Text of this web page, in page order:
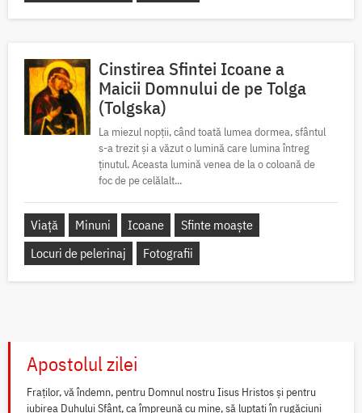
Cinstirea Sfintei Icoane a
Maicii Domnului de pe Tolga
(Tolgska)
La miezul nopții, când toată lumea dormea, sfântul
s-a trezit și a văzut o lumină care lumina întreg
ținutul. Aceasta lumină venea de la o coloană de
foc de pe celălalt...
Viață Minuni Icoane
Sfinte moaște
Locuri de pelerinaj
Fotografii
Apostolul zilei
Fraților, vă îndemn, pentru Domnul nostru Iisus Hristos și pentru
iubirea Duhului Sfânt, ca împreună cu mine, să luptați în rugăciuni